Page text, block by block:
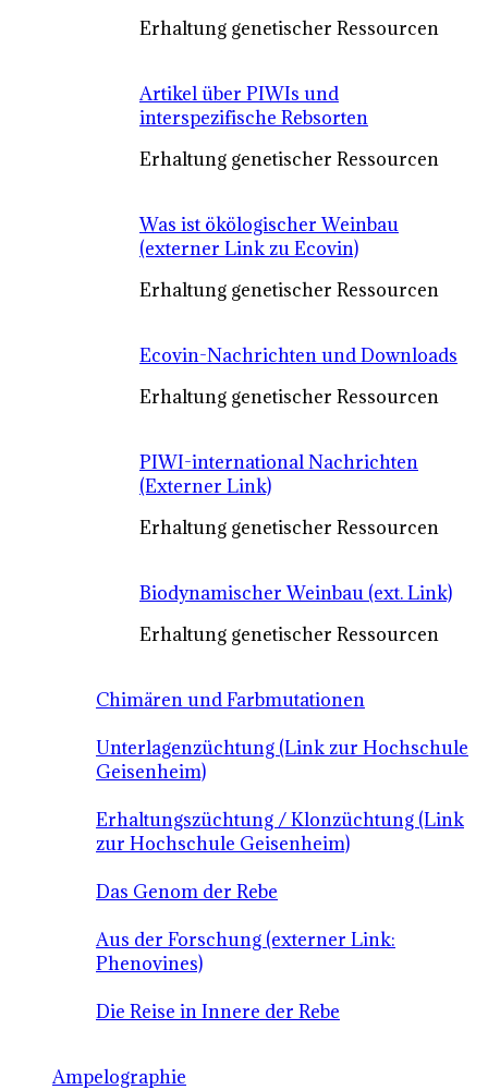
Erhaltung genetischer Ressourcen
Artikel über PIWIs und
interspezifische Rebsorten
Erhaltung genetischer Ressourcen
Was ist ökölogischer Weinbau
(externer Link zu Ecovin)
Erhaltung genetischer Ressourcen
Ecovin-Nachrichten und Downloads
Erhaltung genetischer Ressourcen
PIWI-international Nachrichten
(Externer Link)
Erhaltung genetischer Ressourcen
Biodynamischer Weinbau (ext. Link)
Erhaltung genetischer Ressourcen
Chimären und Farbmutationen
Unterlagenzüchtung (Link zur Hochschule
Geisenheim)
Erhaltungszüchtung / Klonzüchtung (Link
zur Hochschule Geisenheim)
Das Genom der Rebe
Aus der Forschung (externer Link:
Phenovines)
Die Reise in Innere der Rebe
Ampelographie